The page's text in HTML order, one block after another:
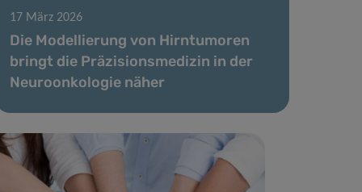
17 März 2026
Die Modellierung von Hirntumoren
bringt die Präzisionsmedizin in der
Neuroonkologie näher